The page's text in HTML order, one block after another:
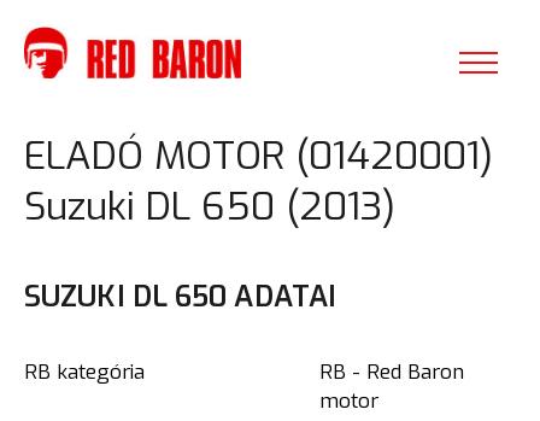
ELADÓ MOTOR (01420001)
Suzuki DL 650 (2013)
SUZUKI DL 650 ADATAI
RB kategória
RB - Red Baron
motor